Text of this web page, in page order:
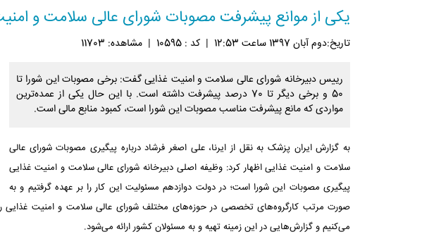
یکی از موانع پیشرفت مصوبات شورای عالی سلامت و
تاريخ:دوم آبان 1397 ساعت 12:53 | کد : 10595 | مشاهده: 11703
رییس دبیرخانه شورای عالی سلامت و امنیت غذایی گفت: برخی مصوبات این شورا تا
50 و برخی دیگر تا 70 درصد پیشرفت داشته است. با این حال یکی از عمده‌ترین
مواردی که مانع پیشرفت مناسب مصوبات این شورا است، کمبود منابع مالی است.
به گزارش ایران پزشک به نقل از ایرنا، علی اصغر فرشاد درباره پیگیری مصوبات شورای عالی
سلامت و امنیت غذایی اظهار کرد: وظیفه اصلی دبیرخانه شورای عالی سلامت و امنیت غذایی
پیگیری مصوبات این شورا است؛ در دولت دوازدهم مسئولیت این کار را بر عهده گرفتیم و به
صورت مرتب کارگروه‌های تخصصی در حوزه‌های مختلف شورای عالی سلامت و امنیت غذایی
می‌کنیم و گزارش‌هایی در این زمینه تهیه و به مسئولان کشور ارائه می‌شود.